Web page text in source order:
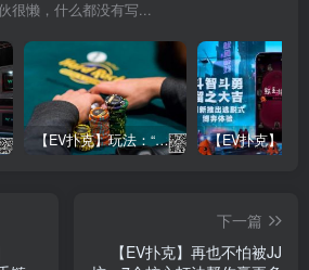
很懒，什么都没有写...
【EV扑克】玩法：“松弱鱼/松凶鱼打法”的基本攻略
下一篇
【EV扑克】再也不怕被JJ